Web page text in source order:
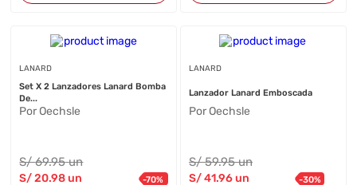
LANARD
Set X 2 Lanzadores Lanard Bomba
De...
Por Oechsle
S/69.95 un
S/20.98 un -70%
LANARD
Lanzador Lanard Emboscada
Por Oechsle
S/59.95 un
S/41.96un -30%